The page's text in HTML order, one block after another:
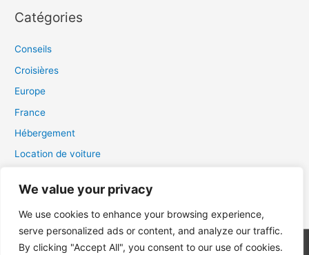
We value your privacy
We use cookies to enhance your browsing experience,
serve personalized ads or content, and analyze our traffic.
By clicking "Accept All", you consent to our use of cookies.
Catégories
Conseils
Croisières
Europe
France
Hébergement
Location de voiture
Uncategorized